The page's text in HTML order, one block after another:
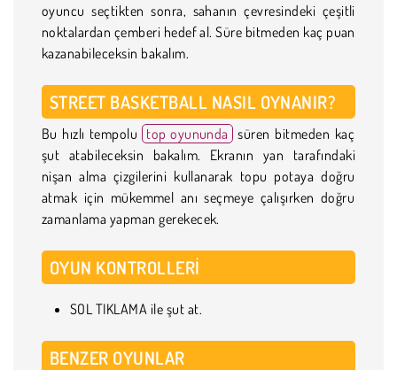
oyuncu seçtikten sonra, sahanın çevresindeki çeşitli
noktalardan çemberi hedef al. Süre bitmeden kaç puan
kazanabileceksin bakalım.
STREET BASKETBALL NASIL OYNANIR?
Bu hızlı tempolu top oyununda süren bitmeden kaç
şut atabileceksin bakalım. Ekranın yan tarafındaki
nişan alma çizgilerini kullanarak topu potaya doğru
atmak için mükemmel anı seçmeye çalışırken doğru
zamanlama yapman gerekecek.
OYUN KONTROLLERI
SOL TIKLAMA ile şut at.
BENZER OYUNLAR